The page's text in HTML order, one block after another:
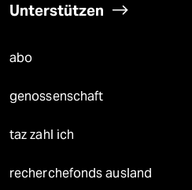
Unterstützen
abo
genossenschaft
taz zahl ich
recherchefonds ausland